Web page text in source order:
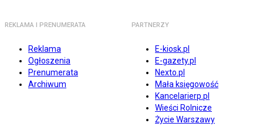
REKLAMA I PRENUMERATA
Reklama
Ogłoszenia
Prenumerata
Archiwum
PARTNERZY
E-kiosk.pl
E-gazety.pl
Nexto.pl
Mała księgowość
Kancelarierp.pl
Wieści Rolnicze
Życie Warszawy